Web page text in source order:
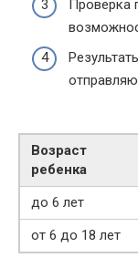
Проверка
Возраст
ребенка
до 6 лет
от 6 до 18 лет